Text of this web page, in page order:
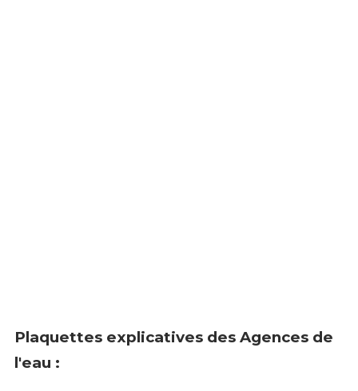
Plaquettes explicatives des Agences de
l'eau :